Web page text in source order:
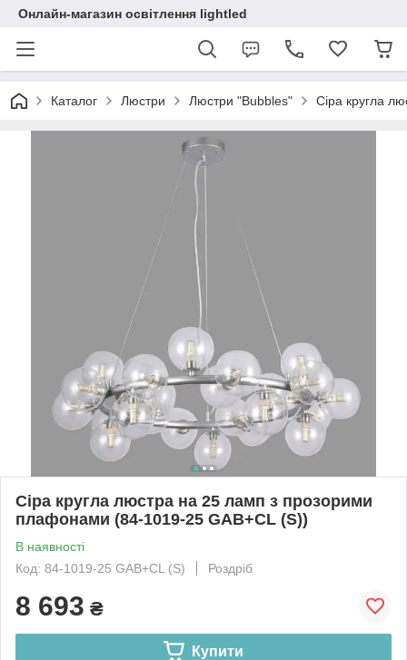
Онлайн-магазин освітлення lightled
Каталог Люстри Люстри "Bubbles" Сіра кругла
Сіра кругла люстра на 25 ламп з прозорими
плафонами (84-1019-25 GAB+CL (S))
В наявності
Код: 84-1019-25 GAB+CL (S)
Роздріб
8 693 ₴
Купити